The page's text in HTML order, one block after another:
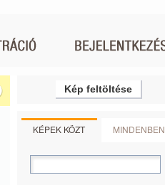
Kép feltöltése
KÉPEK KÖZT MINDENBEN